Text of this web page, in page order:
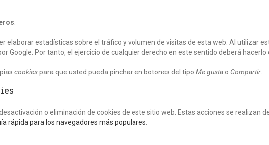
:
elaborar estadísticas sobre el tráfico y volumen de visitas de esta web. Al utilizar
Google. Por tanto, el ejercicio de cualquier derecho en este sentido deberá
cookiespara que usted pueda pinchar en botones del tipo Me gusta o Compartir
o eliminación de cookies de este sitio web. Estas acciones se realizan
rápida para los navegadores más populares